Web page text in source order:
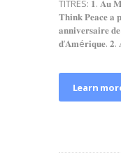
TITRES: 𝟏. 𝐀𝐮
𝐓𝐡𝐢𝐧𝐤 𝐏𝐞𝐚𝐜𝐞 𝐚
𝐚𝐧𝐧𝐢𝐯𝐞𝐫𝐬𝐚𝐢𝐫𝐞
𝐝’𝐀𝐦é𝐫𝐢𝐪𝐮𝐞. 𝟐.
Learn